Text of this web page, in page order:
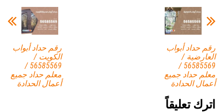
رقم حداد أبواب
الكويت /
56585569 /
معلم حداد جميع
أعمال الحدادة
رقم حداد أبواب
العارضية /
56585569 /
معلم حداد جميع
أعمال الحدادة
اترك تعليقاً